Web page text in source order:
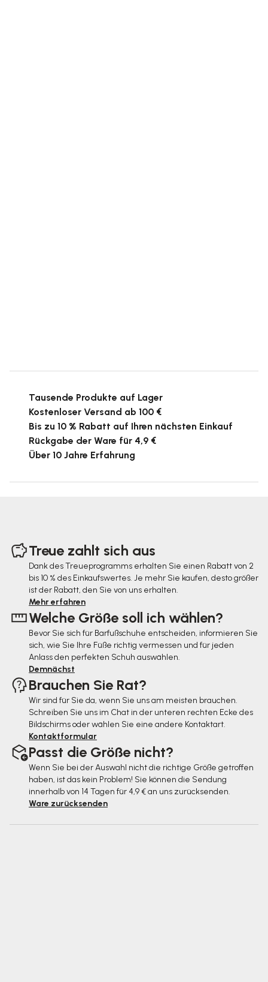
Tausende Produkte auf Lager
Kostenloser Versand ab 100 €
Bis zu 10 % Rabatt auf Ihren nächsten Einkauf
Rückgabe der Ware für 4,9 €
Über 10 Jahre Erfahrung
Treue zahlt sich aus
Dank des Treueprogramms erhalten Sie einen Rabatt von 2
bis 10 % des Einkaufswertes. Je mehr Sie kaufen, desto größer
ist der Rabatt, den Sie von uns erhalten.
Mehr erfahren
Welche Größe soll ich wählen?
Bevor Sie sich für Barfußschuhe entscheiden, informieren Sie
sich, wie Sie Ihre Füße richtig vermessen und für jeden
Anlass den perfekten Schuh auswählen.
Demnächst
Brauchen Sie Rat?
Wir sind für Sie da, wenn Sie uns am meisten brauchen.
Schreiben Sie uns im Chat in der unteren rechten Ecke des
Bildschirms oder wählen Sie eine andere Kontaktart.
Kontaktformular
Passt die Größe nicht?
Wenn Sie bei der Auswahl nicht die richtige Größe getroffen
haben, ist das kein Problem! Sie können die Sendung
innerhalb von 14 Tagen für 4,9 € an uns zurücksenden.
Ware zurücksenden